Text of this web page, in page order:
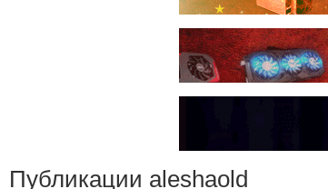
Публикации aleshaold